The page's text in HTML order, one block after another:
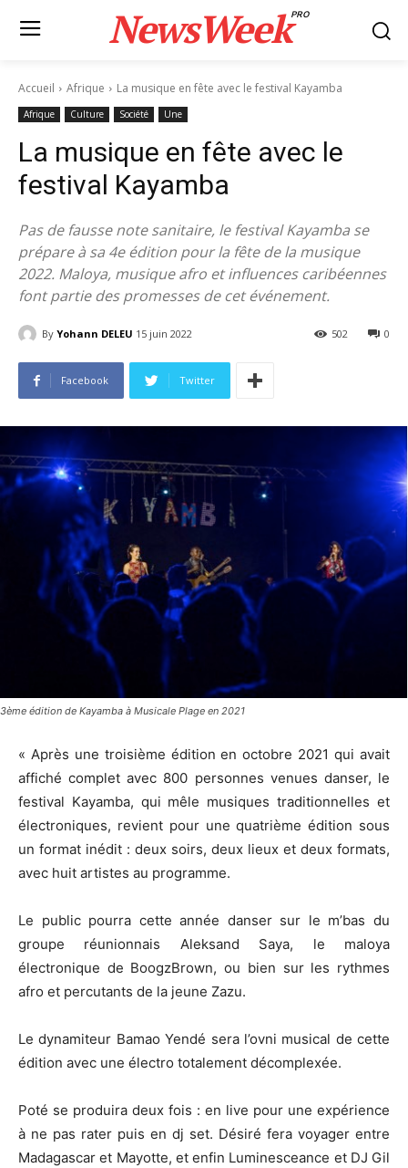
NewsWeekPRO
Accueil Afrique La musique en fête avec le festival Kayamba
Afrique Culture Société Une
La musique en fête avec le
festival Kayamba
Pas de fausse note sanitaire, le festival Kayamba se
prépare à sa 4e édition pour la fête de la musique
2022. Maloya, musique afro et influences caribéennes
font partie des promesses de cet événement.
By Yohann DELEU 15 juin 2022 0
502
Facebook Twitter
3ème édition de Kayamba à Musicale Plage en 2021
« Après une troisième édition en octobre 2021 qui avait
affiché complet avec 800 personnes venues danser, le
festival Kayamba, qui mêle musiques traditionnelles et
électroniques, revient pour une quatrième édition sous
un format inédit : deux soirs, deux lieux et deux formats,
avec huit artistes au programme.
Le public pourra cette année danser sur le m’bas du
groupe réunionnais Aleksand Saya, le maloya
électronique de BoogzBrown, ou bien sur les rythmes
afro et percutants de la jeune Zazu.
Le dynamiteur Bamao Yendé sera l’ovni musical de cette
édition avec une électro totalement décomplexée.
Poté se produira deux fois : en live pour une expérience
à ne pas rater puis en dj set. Désiré fera voyager entre
Madagascar et Mayotte, et enfin Luminesceance et DJ Gil